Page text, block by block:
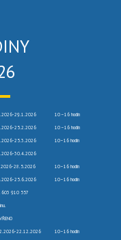
29.1.2026 10 –16 hodin
25.2.2026 10 –16 hodin
25.3.2026 10–16 hodin
30.4.2026
28.5.2026 10–16 hodin
25.6.2026 10–16 hodin
603 910 557
22.12.2026 10–16 hodin